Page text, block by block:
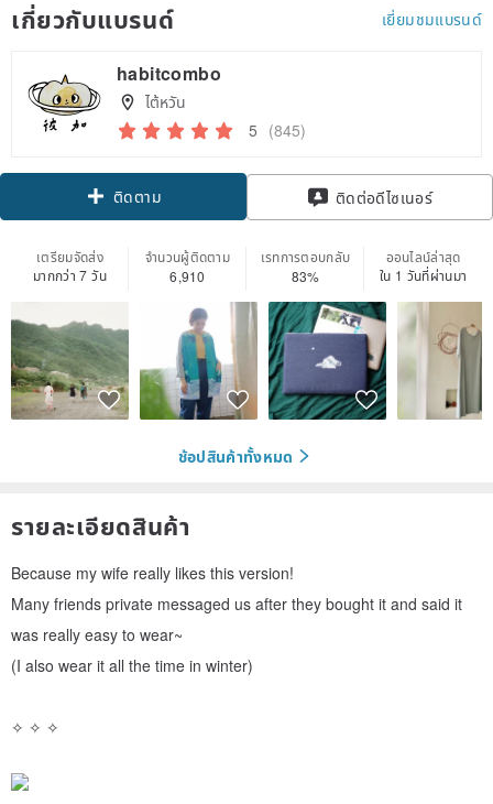
เกี่ยวกับแบรนด์ เยี่ยมชมแบรนด์
habitcombo
ไต้หวัน
5 (845)
ติดตาม ติดต่อดีไซเนอร์
เตรียมจัดส่ง
มากกว่า 7 วัน
จำนวนผู้ติดตาม
6,910
เรทการตอบกลับ
83%
ออนไลน์ล่าสุด
ใน 1 วันที่ผ่านมา
ช้อปสินค้าทั้งหมด
รายละเอียดสินค้า
Because my wife really likes this version!
Many friends private messaged us after they bought it and said it
was really easy to wear~
(I also wear it all the time in winter)
✧ ✧ ✧